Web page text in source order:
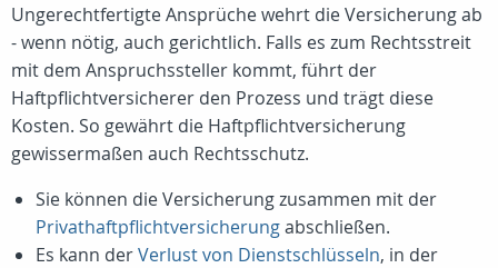
Ungerechtfertigte Ansprüche wehrt die Versicherung ab
- wenn nötig, auch gerichtlich. Falls es zum Rechtsstreit
mit dem Anspruchssteller kommt, führt der
Haftpflichtversicherer den Prozess und trägt diese
Kosten. So gewährt die Haftpflichtversicherung
gewissermaßen auch Rechtsschutz.
Sie können die Versicherung zusammen mit der
Privathaftpflichtversicherungabschließen.
Es kann derVerlust von Dienstschlüsseln, in der